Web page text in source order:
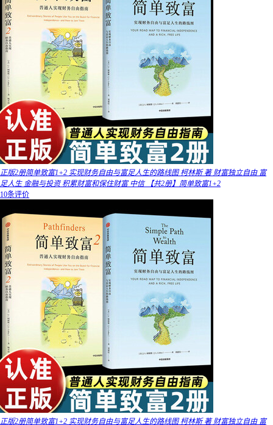
正版2册简单致富1+2 实现财务自由与富足人生的路线图 柯林斯 著 财富独立自由 富
足人生 金融与投资 积累财富和保住财富 中信 【共2册】简单致富1+2
10条评价
正版2册简单致富1+2 实现财务自由与富足人生的路线图 柯林斯 著 财富独立自由 富